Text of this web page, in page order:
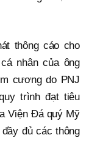
thông cáo cho
nhân của ông
cương do PNJ
trình đạt tiêu
Viện Đá quý Mỹ
đủ các thông